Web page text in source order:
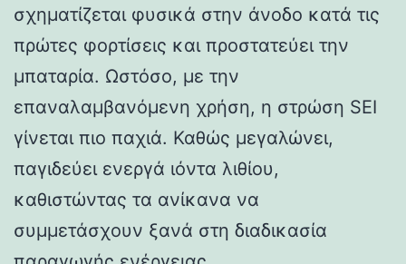
σχηματίζεται φυσικά στην άνοδο κατά τις
πρώτες φορτίσεις και προστατεύει την
μπαταρία. Ωστόσο, με την
επαναλαμβανόμενη χρήση, η στρώση SEI
γίνεται πιο παχιά. Καθώς μεγαλώνει,
παγιδεύει ενεργά ιόντα λιθίου,
καθιστώντας τα ανίκανα να
συμμετάσχουν ξανά στη διαδικασία